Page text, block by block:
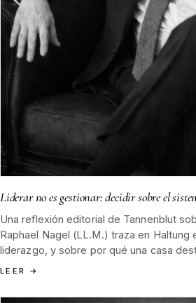
Liderar no es gestionar: decidir sobre el
Una reflexión editorial de Tannenblut
Raphael Nagel (LL.M.) traza en Haltung
liderazgo, y sobre por qué una casa
Hamburgo 1852 y en la Selva Negra
LEER →